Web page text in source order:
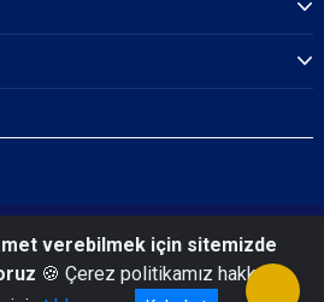
Müdürlüğü
verebilmek için sitemizde
🍪 Çerez politikamız hakkında